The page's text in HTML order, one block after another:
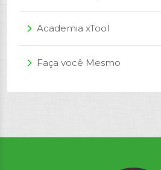
arrow_forward_ios Academia xTool
arrow_forward_ios Faça você Mesmo